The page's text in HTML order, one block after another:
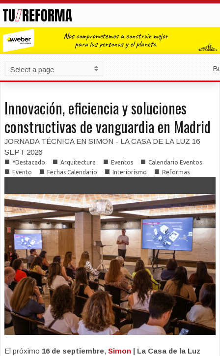
Innovación, eficiencia y soluciones
constructivas de vanguardia en Madrid
JORNADA TÉCNICA EN SIMON - LA CASA DE LA LUZ 16
SEPT 2026
■ *Destacado ■ Arquitectura ■ Eventos ■ Calendario Eventos
■ Evento ■ Fechas Calendario ■ Interiorismo ■ Reformas
El próximo 16 de septiembre, Simon | La Casa de la Luz